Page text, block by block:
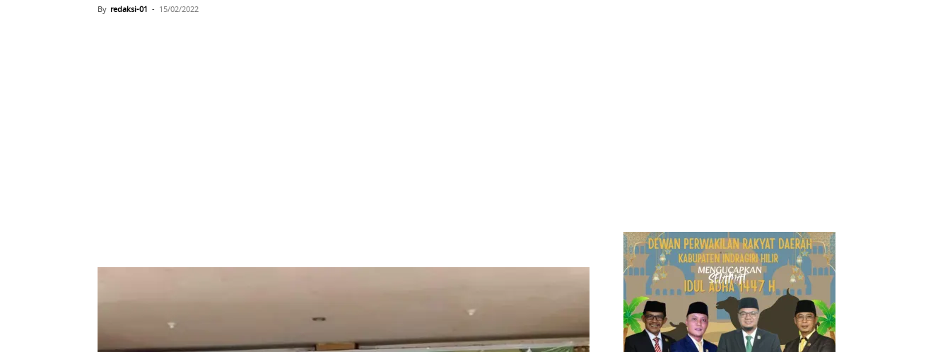
By redaksi-01 - 15/02/2022